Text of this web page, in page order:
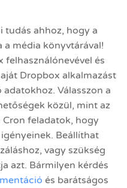
tudás ahhoz, hogy a
média könyvtárával!
felhasználónevével és
Dropbox alkalmazást
Válasszon a
közül, mint az
Cron feladatok, hogy
Beállíthat
vagy szükség
azt. Bármilyen kérdés
és barátságos